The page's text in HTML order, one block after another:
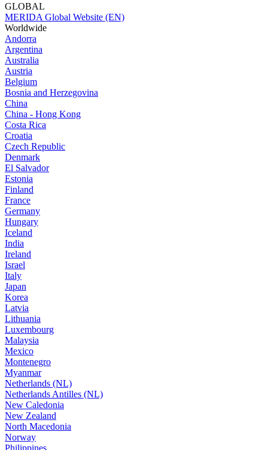
GLOBAL
MERIDA Global Website (EN)
Worldwide
Andorra
Argentina
Australia
Austria
Belgium
Bosnia and Herzegovina
China
China - Hong Kong
Costa Rica
Croatia
Czech Republic
Denmark
El Salvador
Estonia
Finland
France
Germany
Hungary
Iceland
India
Ireland
Israel
Italy
Japan
Korea
Latvia
Lithuania
Luxembourg
Malaysia
Mexico
Montenegro
Myanmar
Netherlands (NL)
Netherlands Antilles (NL)
New Caledonia
New Zealand
North Macedonia
Norway
Philippines